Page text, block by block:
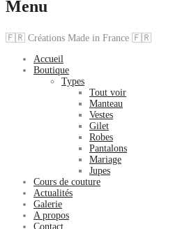
Menu
🇫🇷 Créations Made in France 🇫🇷
Accueil
Boutique
Types
Tout voir
Manteau
Vestes
Gilet
Robes
Pantalons
Mariage
Jupes
Cours de couture
Actualités
Galerie
A propos
Contact